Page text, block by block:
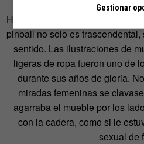
Hay quien va más allá y dice
pinball no solo es
sentido. Las ilustraciones de
ligeras de ropa fueron uno de
durante sus años de gloria.
miradas femeninas se
agarraba el mueble por los
con la cadera, como si le
sexual de
Gestionar